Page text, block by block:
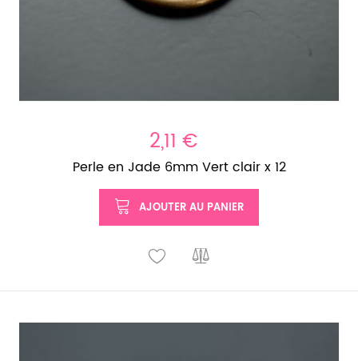
2,11 €
Perle en Jade 6mm Vert clair x 12
AJOUTER AU PANIER